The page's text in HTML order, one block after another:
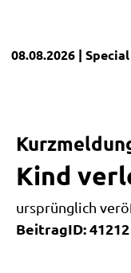
08.08.2026 | Special
Kind
ursprünglich
BeitragID: 41212